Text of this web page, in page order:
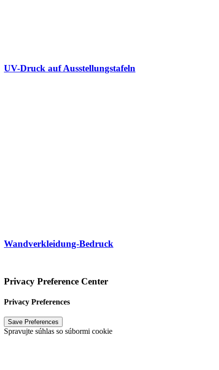
UV-Druck auf Ausstellungstafeln
Wandverkleidung-Bedruck
Privacy Preference Center
Privacy Preferences
Spravujte súhlas so súbormi cookie